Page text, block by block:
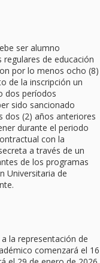
ser alumno
de educación
por lo menos ocho (8)
de la inscripción un
dos períodos
sido sancionado
dos (2) años anteriores
durante el periodo
con la
a través de un
de los programas
Universitaria de
la representación de
comenzará el 16